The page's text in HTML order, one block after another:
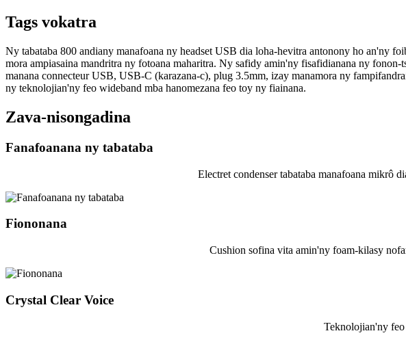
Tags vokatra
Ny tabataba 800 andiany manafoana ny headset USB dia loha-hevitra antonony ho an'ny
mora ampiasaina mandritra ny fotoana maharitra. Ny safidy amin'ny fisafidianana ny
manana connecteur USB, USB-C (karazana-c), plug 3.5mm, izay manamora ny
ny teknolojian'ny feo wideband mba hanomezana feo toy ny fiainana.
Zava-nisongadina
Fanafoanana ny tabataba
Electret condenser tabataba manafoana mikrô
Fiononana
Cushion sofina vita amin'ny foam-kilasy
Crystal Clear Voice
Teknolojian'ny feo